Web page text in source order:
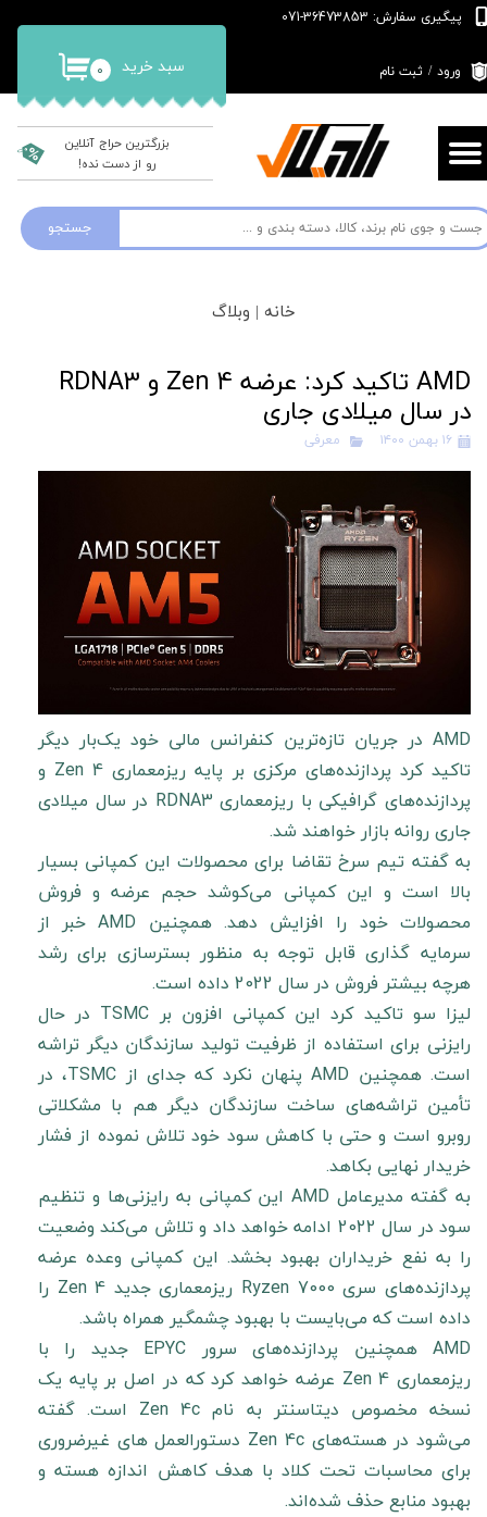
جستجو
پیگیری سفارش: 36473853-071
۰ سبد خرید ورود / ثبت نام
تغییر گذر واژه
سفارشات
بزرگترین حراج آنلاین
رو از دست نده!
خانه | وبلاگ
AMD تاکید کرد: عرضه Zen 4 و RDNA3
در سال میلادی جاری
۱۶ بهمن ۱۴۰۰ معرفی
AMD در جریان تازه‌ترین کنفرانس مالی خود یک‌بار دیگر
تاکید کرد پردازنده‌های مرکزی بر پایه ریزمعماری Zen 4 و
پردازنده‌های گرافیکی با ریزمعماری RDNA3 در سال میلادی
جاری روانه بازار خواهند شد.
به گفته تیم سرخ تقاضا برای محصولات این کمپانی بسیار
بالا است و این کمپانی می‌کوشد حجم عرضه و فروش
محصولات خود را افزایش دهد. همچنین AMD خبر از
سرمایه گذاری قابل توجه به منظور بسترسازی برای رشد
هرچه بیشتر فروش در سال 2022 داده است.
لیزا سو تاکید کرد این کمپانی افزون بر TSMC در حال
رایزنی برای استفاده از ظرفیت تولید سازندگان دیگر تراشه
است. همچنین AMD پنهان نکرد که جدای از TSMC، در
تأمین تراشه‌های ساخت سازندگان دیگر هم با مشکلاتی
روبرو است و حتی با کاهش سود خود تلاش نموده از فشار
خریدار نهایی بکاهد.
به گفته مدیرعامل AMD این کمپانی به رایزنی‌ها و تنظیم
سود در سال 2022 ادامه خواهد داد و تلاش می‌کند وضعیت
را به نفع خریداران بهبود بخشد. این کمپانی وعده عرضه
پردازنده‌های سری Ryzen 7000 ریزمعماری جدید Zen 4 را
داده است که می‌بایست با بهبود چشمگیر همراه باشد.
AMD همچنین پردازنده‌های سرور EPYC جدید را با
ریزمعماری Zen 4 عرضه خواهد کرد که در اصل بر پایه یک
نسخه مخصوص دیتاسنتر به نام Zen 4c است. گفته
می‌شود در هسته‌های Zen 4c دستورالعمل های غیرضروری
برای محاسبات تحت کلاد با هدف کاهش اندازه هسته و
بهبود منابع حذف شده‌اند.